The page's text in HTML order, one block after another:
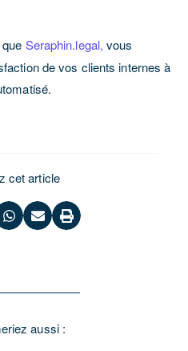
Seraphin.legal, vous
de vos clients internes à
cet article
aussi :